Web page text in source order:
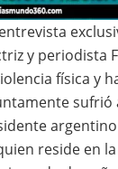
y periodista
física y
sufrió
reside en